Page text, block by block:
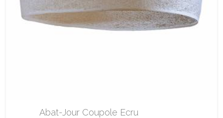
Abat-Jour Coupole Ecru